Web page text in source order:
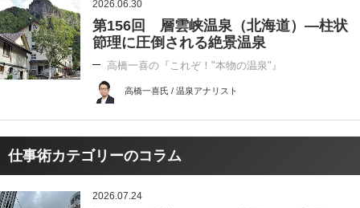
2026.06.30
第156回 層雲峡温泉（北海道）―柱状
節理に圧倒される絶景温泉
高橋一喜の『これぞ！"本物の温泉"』
高橋一喜氏 / 温泉アナリスト
仕事術カテゴリーのコラム
2026.07.24